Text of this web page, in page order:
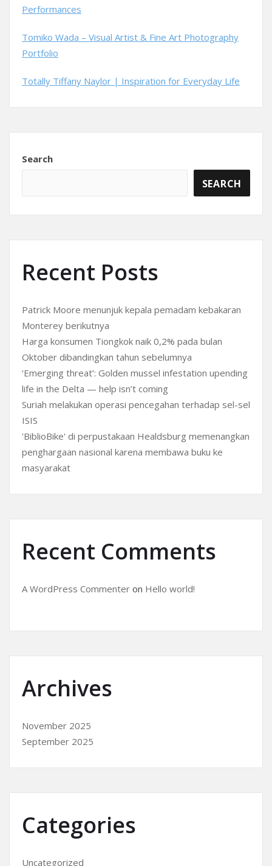
Performances
Tomiko Wada – Visual Artist & Fine Art Photography
Portfolio
Totally Tiffany Naylor | Inspiration for Everyday Life
Search
SEARCH
Recent Posts
Patrick Moore menunjuk kepala pemadam kebakaran
Monterey berikutnya
Harga konsumen Tiongkok naik 0,2% pada bulan
Oktober dibandingkan tahun sebelumnya
‘Emerging threat’: Golden mussel infestation upending
life in the Delta — help isn’t coming
Suriah melakukan operasi pencegahan terhadap sel-sel
ISIS
'BiblioBike' di perpustakaan Healdsburg memenangkan
penghargaan nasional karena membawa buku ke
masyarakat
Recent Comments
A WordPress Commenter on Hello world!
Archives
November 2025
September 2025
Categories
Uncategorized